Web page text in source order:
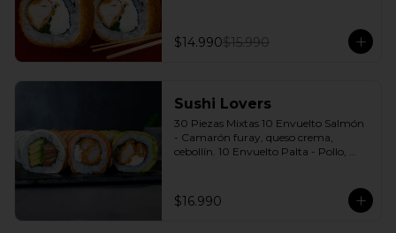
$14.990$15.990
Sushi Lovers
30 Piezas Mixtas 10 Envuelto Salmón
- Camarón furay, queso crema,
cebollín. 10 Envuelto Palta - Pollo,
Incluye: 3 Salsas a elección soya o
agridulce Bless + 2 palitos
$16.990